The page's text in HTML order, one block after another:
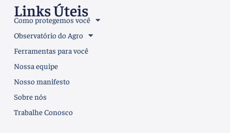
Links Úteis
Como protegemos você
Observatório do Agro
Ferramentas para você
Nossa equipe
Nosso manifesto
Sobre nós
Trabalhe Conosco